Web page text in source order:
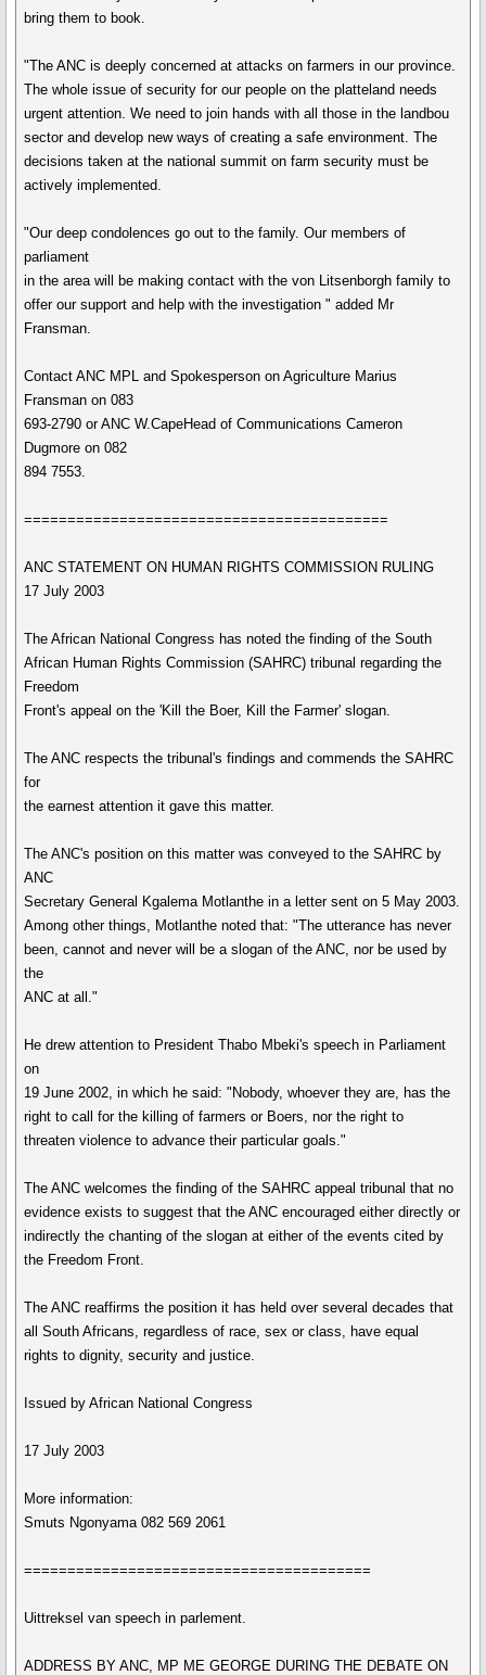
bring them to book.
"The ANC is deeply concerned at attacks on farmers in our province.
The whole issue of security for our people on the platteland needs
urgent attention. We need to join hands with all those in the landbou
sector and develop new ways of creating a safe environment. The
decisions taken at the national summit on farm security must be
actively implemented.
"Our deep condolences go out to the family. Our members of
parliament
in the area will be making contact with the von Litsenborgh family to
offer our support and help with the investigation " added Mr
Fransman.
Contact ANC MPL and Spokesperson on Agriculture Marius
Fransman on 083
693-2790 or ANC W.CapeHead of Communications Cameron
Dugmore on 082
894 7553.
==========================================
ANC STATEMENT ON HUMAN RIGHTS COMMISSION RULING
17 July 2003
The African National Congress has noted the finding of the South
African Human Rights Commission (SAHRC) tribunal regarding the
Freedom
Front's appeal on the 'Kill the Boer, Kill the Farmer' slogan.
The ANC respects the tribunal's findings and commends the SAHRC
for
the earnest attention it gave this matter.
The ANC's position on this matter was conveyed to the SAHRC by
ANC
Secretary General Kgalema Motlanthe in a letter sent on 5 May 2003.
Among other things, Motlanthe noted that: "The utterance has never
been, cannot and never will be a slogan of the ANC, nor be used by
the
ANC at all."
He drew attention to President Thabo Mbeki's speech in Parliament
on
19 June 2002, in which he said: "Nobody, whoever they are, has the
right to call for the killing of farmers or Boers, nor the right to
threaten violence to advance their particular goals."
The ANC welcomes the finding of the SAHRC appeal tribunal that no
evidence exists to suggest that the ANC encouraged either directly or
indirectly the chanting of the slogan at either of the events cited by
the Freedom Front.
The ANC reaffirms the position it has held over several decades that
all South Africans, regardless of race, sex or class, have equal
rights to dignity, security and justice.
Issued by African National Congress
17 July 2003
More information:
Smuts Ngonyama 082 569 2061
========================================
Uittreksel van speech in parlement.
ADDRESS BY ANC, MP ME GEORGE DURING THE DEBATE ON